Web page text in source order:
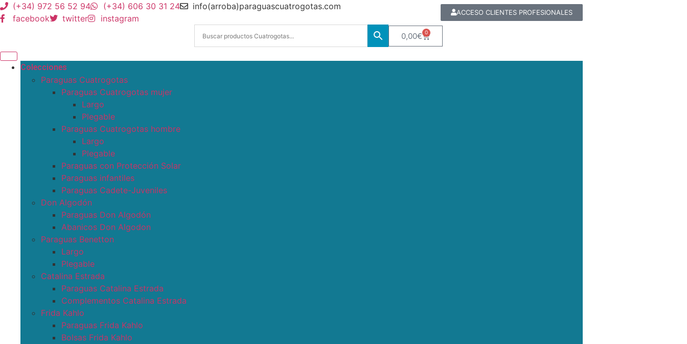
(+34) 972 56 52 94 (+34) 606 30 31 24
info(arroba)paraguascuatrogotas.com
facebook
twitter instagram
ACCESO CLIENTES PROFESIONALES
0,00€ 0
Colecciones
Paraguas Cuatrogotas
Paraguas Cuatrogotas mujer
Largo
Plegable
Paraguas Cuatrogotas hombre
Largo
Plegable
Paraguas con Protección Solar
Paraguas infantiles
Paraguas Cadete-Juveniles
Don Algodón
Paraguas Don Algodón
Abanicos Don Algodon
Paraguas Benetton
Largo
Plegable
Catalina Estrada
Paraguas Catalina Estrada
Complementos Catalina Estrada
Frida Kahlo
Paraguas Frida Kahlo
Bolsas Frida Kahlo